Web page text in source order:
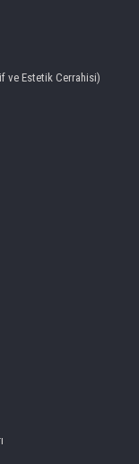
ve Estetik Cerrahisi)